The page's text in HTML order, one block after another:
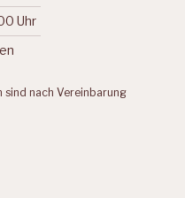
Uhr
sind nach Vereinbarung